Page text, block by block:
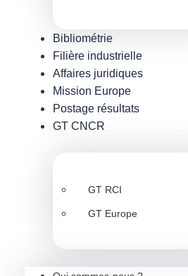
Bibliométrie
Filière industrielle
Affaires juridiques
Mission Europe
Postage résultats
GT CNCR
GT RCI
GT Europe